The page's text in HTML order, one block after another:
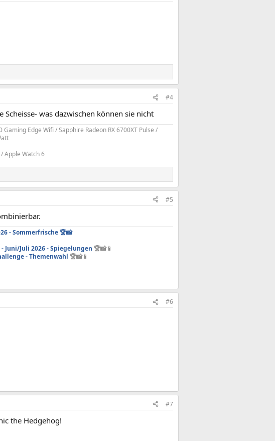
#4
was dazwischen können sie nicht
Edge Wifi / Sapphire Radeon RX 6700XT Pulse /
Apple Watch 6
#5
- Sommerfrische 🏆📸
Juni/Juli 2026 - Spiegelungen 🏆📸📱
- Themenwahl 🏆📸📱
#6
#7
the Hedgehog!